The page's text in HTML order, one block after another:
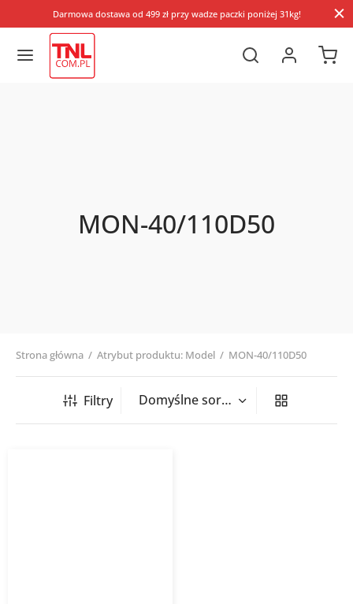
Darmowa dostawa od 499 zł przy wadze paczki poniżej 31kg!
MON-40/110D50
Strona główna / Atrybut produktu: Model / MON-40/110D50
Filtry